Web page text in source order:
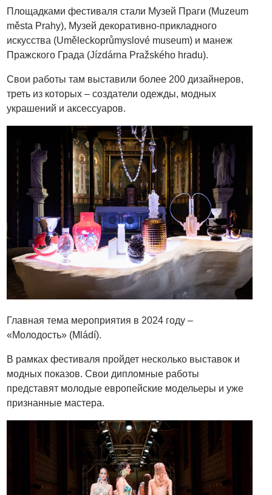
Площадками фестиваля стали Музей Праги (Muzeum
města Prahy), Музей декоративно-прикладного
искусства (Uměleckoprůmyslové museum) и манеж
Пражского Града (Jízdárna Pražského hradu).
Свои работы там выставили более 200 дизайнеров,
треть из которых – создатели одежды, модных
украшений и аксессуаров.
Главная тема мероприятия в 2024 году –
«Молодость» (Mládí).
В рамках фестиваля пройдет несколько выставок и
модных показов. Свои дипломные работы
представят молодые европейские модельеры и уже
признанные мастера.